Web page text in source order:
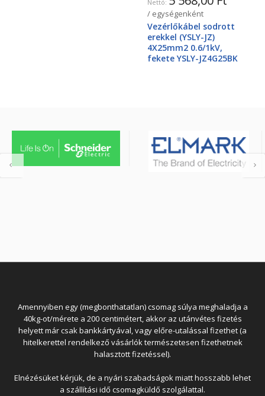
/ egységenként
Vezérlőkábel sodrott
erekkel (YSLY-JZ)
4X25mm2 0.6/1kV,
fekete YSLY-JZ4G25BK
Amennyiben egy (megbonthatatlan) csomag súlya meghaladja a
40kg-ot/mérete a 200 centimétert, akkor az utánvétes fizetés
helyett már csak bankkártyával, vagy előre-utalással fizethet (a
hitelkerettel rendelkező vásárlók természetesen fizethetnek
halasztott fizetéssel).
Elnézésüket kérjük, de a nyári szabadságok miatt hosszabb lehet
a szállítási idő csomagküldő szolgálattal.